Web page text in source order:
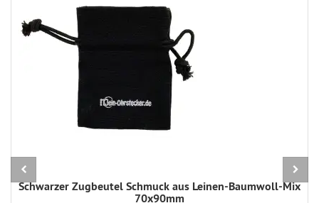
Schwarzer Zugbeutel Schmuck aus Leinen-Baumwoll-Mix
70x90mm